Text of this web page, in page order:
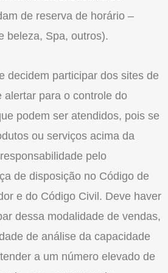
de reserva de horário –
beleza, Spa, outros).
decidem participar dos sites de
alertar para o controle do
podem ser atendidos, pois se
ou serviços acima da
pelo
de disposição no Código de
e do Código Civil. Deve haver
dessa modalidade de vendas,
de análise da capacidade
a um número elevado de